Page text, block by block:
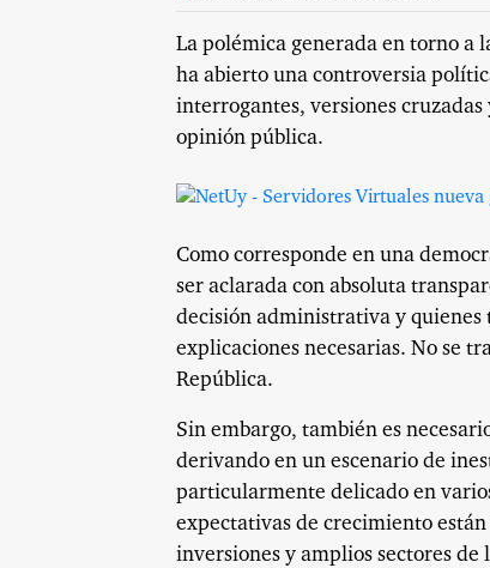
La polémica generada en torno a
ha abierto una controversia
interrogantes, versiones
opinión pública.
Como corresponde en una
ser aclarada con absoluta
decisión administrativa y quienes
explicaciones necesarias. No se
República.
Sin embargo, también es
derivando en un escenario de
particularmente delicado en
expectativas de crecimiento
inversiones y amplios sectores